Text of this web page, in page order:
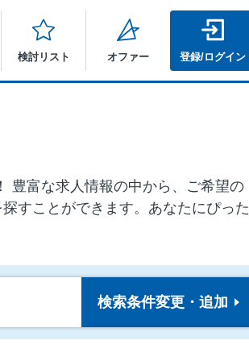
検討リスト オファー 登録/ログイン
豊富な求人情報の中から、ご希望の
すことができます。あなたにぴった
検索条件変更・追加